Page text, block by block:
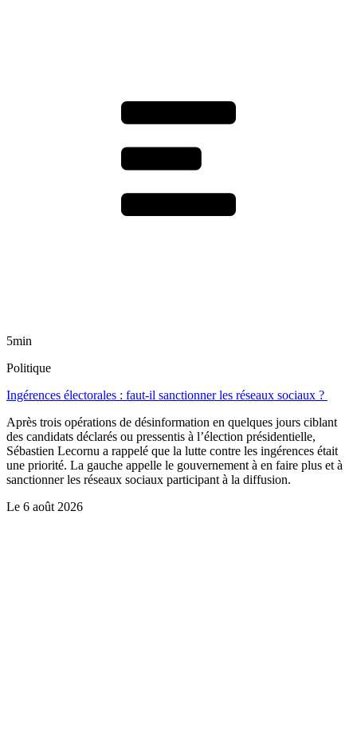
5min
Politique
Ingérences électorales : faut-il sanctionner les réseaux sociaux ?
Après trois opérations de désinformation en quelques jours ciblant
des candidats déclarés ou pressentis à l’élection présidentielle,
Sébastien Lecornu a rappelé que la lutte contre les ingérences était
une priorité. La gauche appelle le gouvernement à en faire plus et à
sanctionner les réseaux sociaux participant à la diffusion.
Le 6 août 2026